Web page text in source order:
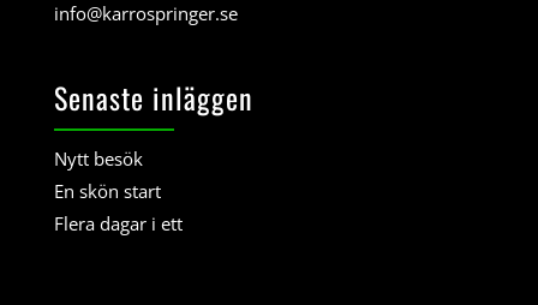
info@karrospringer.se
Senaste inläggen
Nytt besök
En skön start
Flera dagar i ett